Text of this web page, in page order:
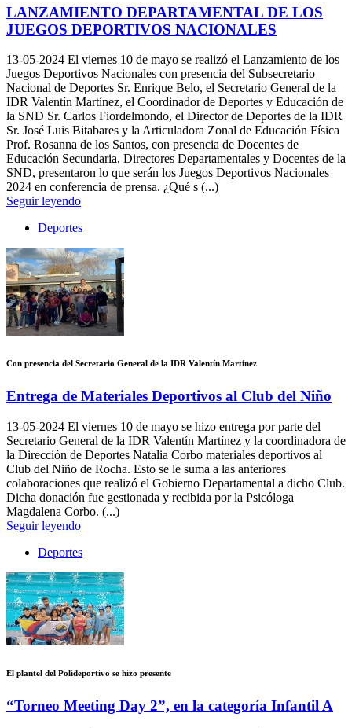
LANZAMIENTO DEPARTAMENTAL DE LOS
JUEGOS DEPORTIVOS NACIONALES
13-05-2024 El viernes 10 de mayo se realizó el Lanzamiento de los
Juegos Deportivos Nacionales con presencia del Subsecretario
Nacional de Deportes Sr. Enrique Belo, el Secretario General de la
IDR Valentín Martínez, el Coordinador de Deportes y Educación de
la SND Sr. Carlos Fiordelmondo, el Director de Deportes de la IDR
Sr. José Luis Bitabares y la Articuladora Zonal de Educación Física
Prof. Rosanna de los Santos, con presencia de Docentes de
Educación Secundaria, Directores Departamentales y Docentes de la
SND, presentaron lo que serán los Juegos Deportivos Nacionales
2024 en conferencia de prensa. ¿Qué s (...)
Seguir leyendo
Deportes
Con presencia del Secretario General de la IDR Valentín Martínez
Entrega de Materiales Deportivos al Club del Niño
13-05-2024 El viernes 10 de mayo se hizo entrega por parte del
Secretario General de la IDR Valentín Martínez y la coordinadora de
la Dirección de Deportes Natalia Corbo materiales deportivos al
Club del Niño de Rocha. Esto se le suma a las anteriores
colaboraciones que realizó el Gobierno Departamental a dicho Club.
Dicha donación fue gestionada y recibida por la Psicóloga
Magdalena Corbo. (...)
Seguir leyendo
Deportes
El plantel del Polideportivo se hizo presente
“Torneo Meeting Day 2”, en la categoría Infantil A